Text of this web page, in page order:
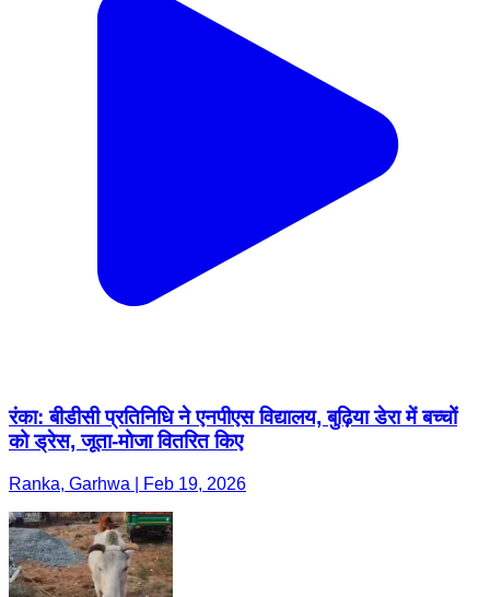
रंका: बीडीसी प्रतिनिधि ने एनपीएस विद्यालय, बुढ़िया डेरा में बच्चों
को ड्रेस, जूता-मोजा वितरित किए
Ranka, Garhwa | Feb 19, 2026